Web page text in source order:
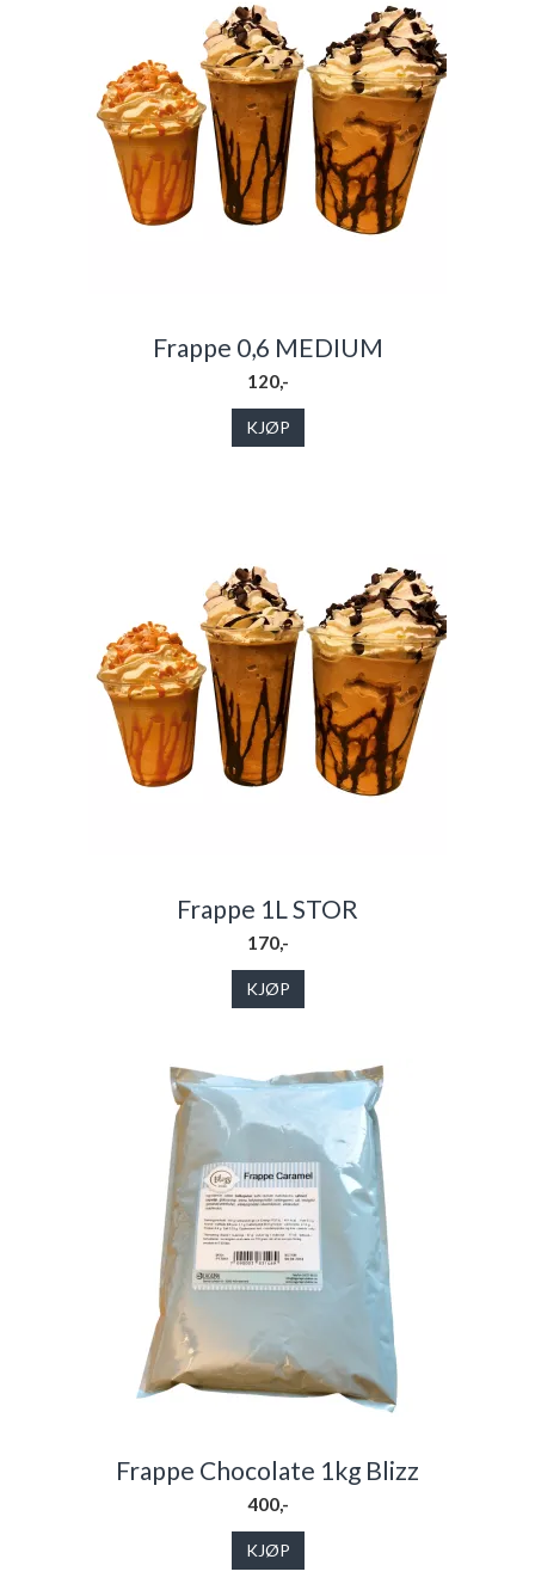
Frappe 0,6 MEDIUM
120,-
KJØP
Frappe 1L STOR
170,-
KJØP
Frappe Chocolate 1kg Blizz
400,-
KJØP